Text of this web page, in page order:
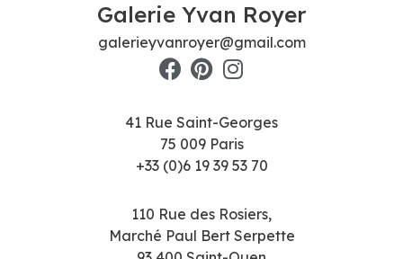
Galerie Yvan Royer
galerieyvanroyer@gmail.com
41 Rue Saint-Georges
75 009 Paris
+33 (0)6 19 39 53 70
110 Rue des Rosiers,
Marché Paul Bert Serpette